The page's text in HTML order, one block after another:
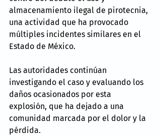
almacenamiento ilegal de pirotecnia,
una actividad que ha provocado
múltiples incidentes similares en el
Estado de México.
Las autoridades continúan
investigando el caso y evaluando los
daños ocasionados por esta
explosión, que ha dejado a una
comunidad marcada por el dolor y la
pérdida.